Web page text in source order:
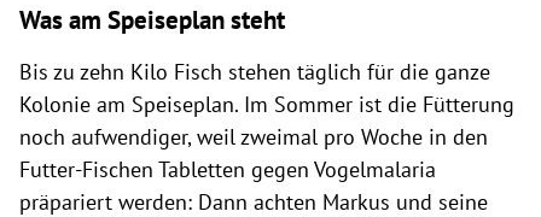
Was am Speiseplan steht
Bis zu zehn Kilo Fisch stehen täglich für die ganze
Kolonie am Speiseplan. Im Sommer ist die Fütterung
noch aufwendiger, weil zweimal pro Woche in den
Futter-Fischen Tabletten gegen Vogelmalaria
präpariert werden: Dann achten Markus und seine